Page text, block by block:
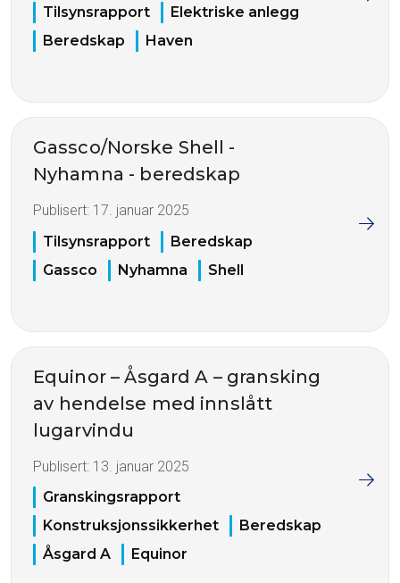
Tilsynsrapport
Elektriske anlegg
Beredskap
Haven
Gassco/Norske Shell -
Nyhamna - beredskap
Publisert: 17. januar 2025
Tilsynsrapport
Beredskap
Gassco
Nyhamna Shell
Equinor – Åsgard A – gransking
av hendelse med innslått
lugarvindu
Publisert: 13. januar 2025
Granskingsrapport
Konstruksjonssikkerhet
Beredskap
Åsgard A
Equinor